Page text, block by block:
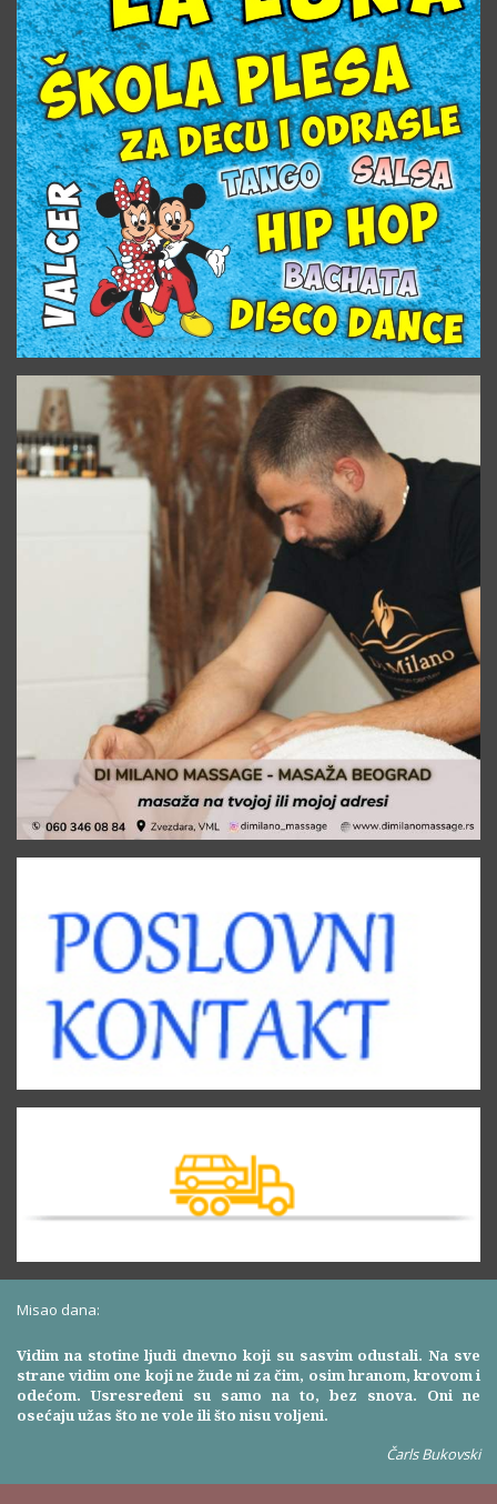
Misao dana:
Vidim na stotine ljudi dnevno koji su sasvim odustali. Na sve
strane vidim one koji ne žude ni za čim, osim hranom, krovom i
odećom. Usresređeni su samo na to, bez snova. Oni ne
osećaju užas što ne vole ili što nisu voljeni.
Čarls Bukovski